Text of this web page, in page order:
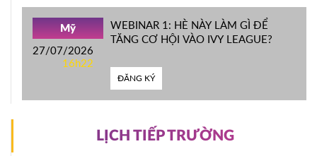
Mỹ
27/07/2026
16h22
WEBINAR 1: HÈ NÀY LÀM GÌ ĐỂ
TĂNG CƠ HỘI VÀO IVY LEAGUE?
ĐĂNG KÝ
LỊCH TIẾP TRƯỜNG